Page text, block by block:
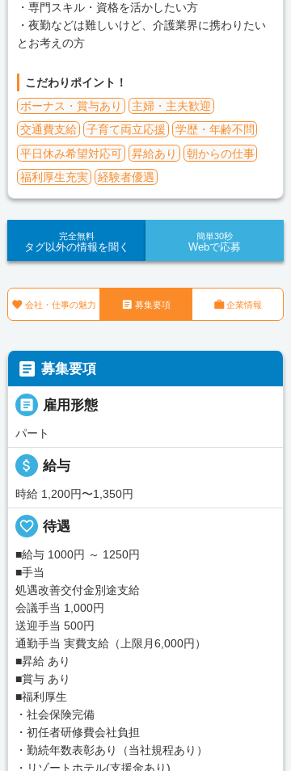
・専門スキル・資格を活かしたい方
・夜勤などは難しいけど、介護業界に携わりたい
とお考えの方
こだわりポイント！
ボーナス・賞与あり
主婦・主夫歓迎
交通費支給
子育て両立応援
学歴・年齢不問
平日休み希望対応可
昇給あり
朝からの仕事
福利厚生充実
経験者優遇
完全無料
タグ以外の情報を聞く
簡単30秒
Webで応募
 会社・仕事の魅力  募集要項 企業情報
 募集要項
 雇用形態
パート
attach_money 給与
時給 1,200円〜1,350円
favorite_border 待遇
■給与 1000円 ～ 1250円
■手当
処遇改善交付金別途支給
会議手当 1,000円
送迎手当 500円
通勤手当 実費支給（上限月6,000円）
■昇給 あり
■賞与 あり
■福利厚生
・社会保険完備
・初任者研修費会社負担
・勤続年数表彰あり（当社規程あり）
・リゾートホテル(支援金あり)